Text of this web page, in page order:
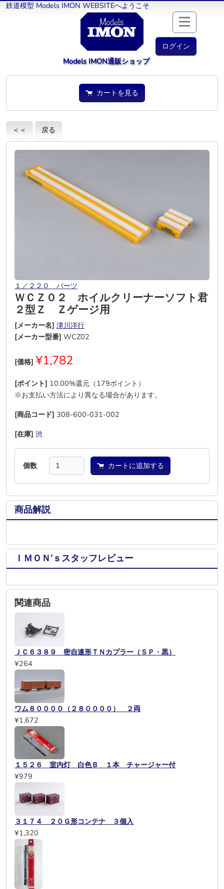
鉄道模型 Models IMON WEBSITEへようこそ
ログイン
Models IMON通販ショップ
カートを見る
＜＜ 戻る
１／２２０ パーツ
ＷＣＺ０２ ホイルクリーナーソフト君
２型Ｚ Ｚゲージ用
[メーカー名] 津川洋行
[メーカー型番] WCZ02
[価格] ¥1,782
[ポイント] 10.00%還元（179ポイント）
※お支払い方法により異なる場合があります。
[商品コード] 308-600-031-002
[在庫] 渋
個数 カートに追加する
商品解説
ＩＭＯＮ’ｓスタッフレビュー
関連商品
ＪＣ６３８９ 密自連形ＴＮカプラー（ＳＰ・黒）
¥264
ワム８００００（２８００００） ２両
¥1,672
１５２６ 室内灯 白色Ｂ １本 チャージャー付
¥979
３１７４ ２０Ｇ形コンテナ ３個入
¥1,320